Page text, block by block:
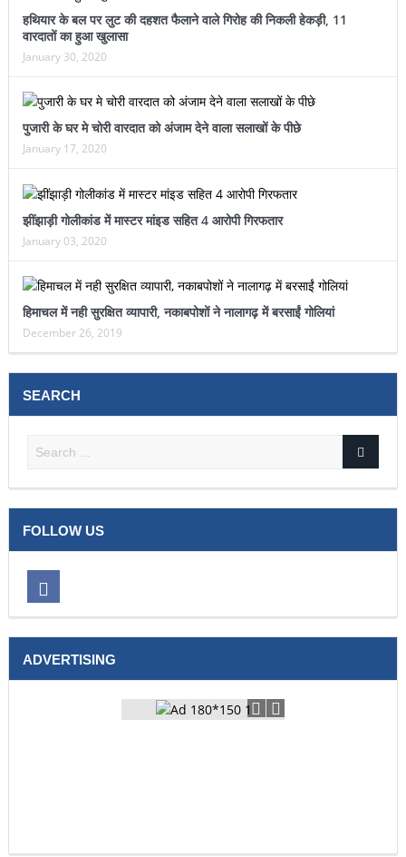
हथियार के बल पर लुट की दहशत फैलाने वाले गिरोह की निकली हेकड़ी, 11
वारदातों का हुआ खुलासा
January 30, 2020
पुजारी के घर मे चोरी वारदात को अंजाम देने वाला सलाखों के पीछे
January 17, 2020
झींझाड़ी गोलीकांड में मास्टर मांइड सहित 4 आरोपी गिरफतार
January 03, 2020
हिमाचल में नही सुरक्षित व्यापारी, नकाबपोशों ने नालागढ़ में बरसाईं गोलियां
December 26, 2019
SEARCH
FOLLOW US
ADVERTISING